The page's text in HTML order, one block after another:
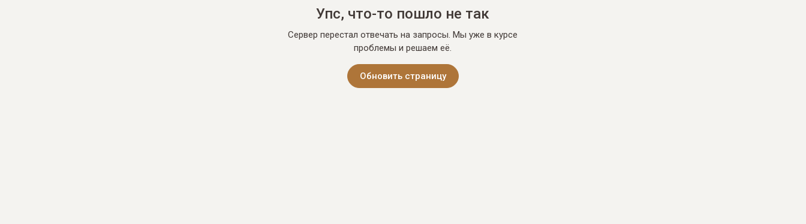
Упс, что-то пошло не так
Сервер перестал отвечать на запросы. Мы уже в курсе
проблемы и решаем её.
Обновить страницу